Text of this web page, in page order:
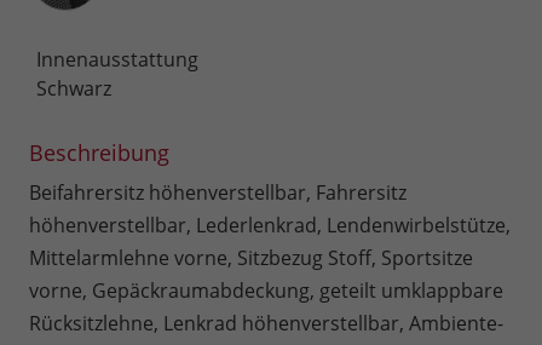
Innenausstattung
Schwarz
Beschreibung
Beifahrersitz höhenverstellbar, Fahrersitz
höhenverstellbar, Lederlenkrad, Lendenwirbelstütze,
Mittelarmlehne vorne, Sitzbezug Stoff, Sportsitze
vorne, Gepäckraumabdeckung, geteilt umklappbare
Rücksitzlehne, Lenkrad höhenverstellbar, Ambiente-